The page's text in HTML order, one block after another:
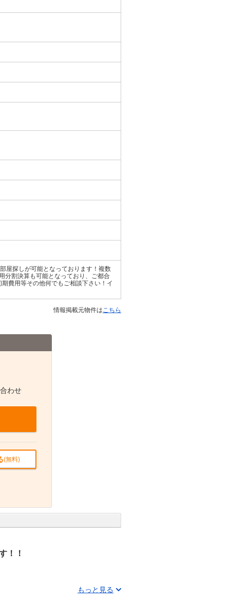
屋探しが可能となっております！複数
分割決算も可能となっており、ご都合
費用等その他何でもご相談下さい！イ
情報掲載元物件はこちら
わせ
(無料)
！！
もっと見る